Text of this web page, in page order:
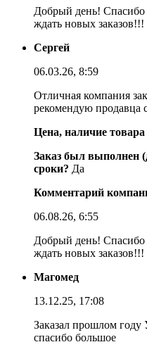
Добрый день! Спасибо
ждать новых заказов!!!
Сергей
06.03.26, 8:59
Отличная компания
рекомендую продавца
Цена, наличие
Заказ был выполнен
сроки? Да
Комментарий
06.08.26, 6:55
Добрый день! Спасибо
ждать новых заказов!!!
Магомед
13.12.25, 17:08
Заказал прошлом
спасибо большое